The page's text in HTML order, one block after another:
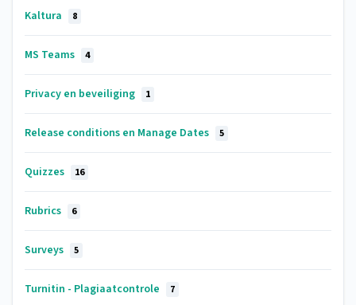
Kaltura 8
MS Teams 4
Privacy en beveiliging 1
Release conditions en Manage Dates 5
Quizzes 16
Rubrics 6
Surveys 5
Turnitin - Plagiaatcontrole 7